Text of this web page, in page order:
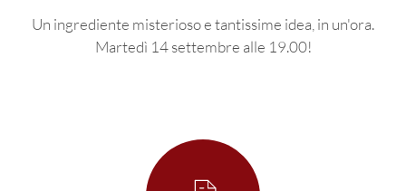
Un ingrediente misterioso e tantissime idea, in un'ora.
Martedì 14 settembre alle 19.00!